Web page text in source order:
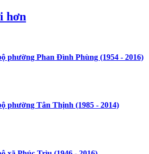
hơn
phường Phan Đình Phùng (1954 - 2016)
phường Tân Thịnh (1985 - 2014)